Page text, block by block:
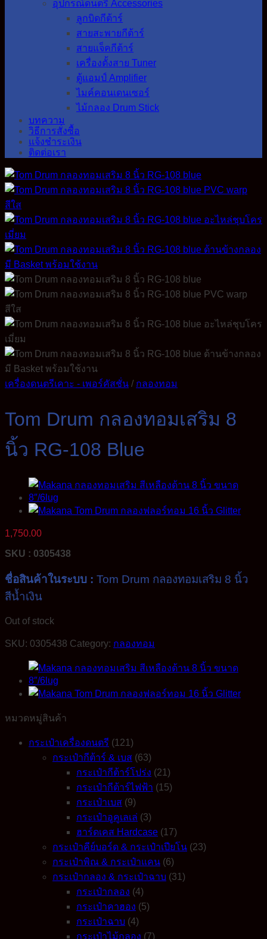
อุปกรณ์ดนตรี Accessories
ลูกบิดกีต้าร์
สายสะพายกีต้าร์
สายแจ็คกีต้าร์
เครื่องตั้งสาย Tuner
ตู้แอมป์ Amplifier
ไมค์คอนเดนเซอร์
ไม้กลอง Drum Stick
บทความ
วิธีการสั่งซื้อ
แจ้งชำระเงิน
ติดต่อเรา
เครื่องดนตรีเคาะ - เพอร์คัสชั่น / กลองทอม
Tom Drum กลองทอมเสริม 8
นิ้ว RG-108 Blue
1,750.00
SKU : 0305438
ชื่อสินค้าในระบบ : Tom Drum กลองทอมเสริม 8 นิ้ว
สีน้ำเงิน
Out of stock
SKU: 0305438 Category: กลองทอม
หมวดหมู่สินค้า
กระเป๋าเครื่องดนตรี (121)
กระเป๋ากีต้าร์ & เบส (63)
กระเป๋ากีต้าร์โปร่ง (21)
กระเป๋ากีต้าร์ไฟฟ้า (15)
กระเป๋าเบส (9)
กระเป๋าอูคูเลเล่ (3)
ฮาร์ดเคส Hardcase (17)
กระเป๋าคีย์บอร์ด & กระเป๋าเปียโน (23)
กระเป๋าพิณ & กระเป๋าแคน (6)
กระเป๋ากลอง & กระเป๋าฉาบ (31)
กระเป๋ากลอง (4)
กระเป๋าคาฮอง (5)
กระเป๋าฉาบ (4)
กระเป๋าไม้กลอง (7)